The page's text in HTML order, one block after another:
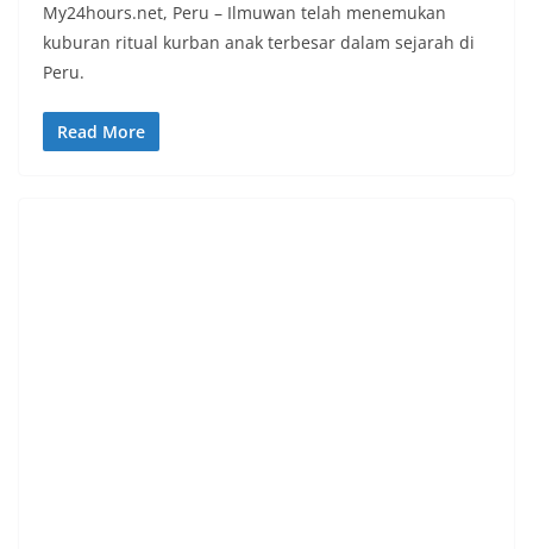
My24hours.net, Peru – Ilmuwan telah menemukan
kuburan ritual kurban anak terbesar dalam sejarah di
Peru.
Read More